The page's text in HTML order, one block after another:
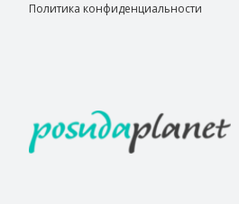
Политика конфиденциальности